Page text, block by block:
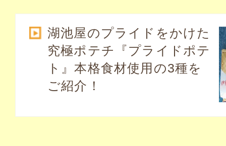
湖池屋のプライドをかけた
究極ポテチ『プライドポテ
ト』本格食材使用の3種を
ご紹介！